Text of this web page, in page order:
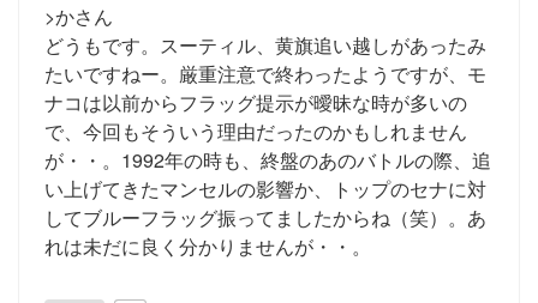
>かさん
どうもです。スーティル、黄旗追い越しがあったみ
たいですねー。厳重注意で終わったようですが、モ
ナコは以前からフラッグ提示が曖昧な時が多いの
で、今回もそういう理由だったのかもしれません
が・・。1992年の時も、終盤のあのバトルの際、追
い上げてきたマンセルの影響か、トップのセナに対
してブルーフラッグ振ってましたからね（笑）。あ
れは未だに良く分かりませんが・・。